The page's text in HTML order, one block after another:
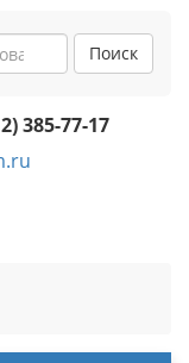
Поиск
385-77-17